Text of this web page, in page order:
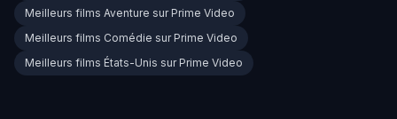
Meilleurs films Aventure sur Prime Video
Meilleurs films Comédie sur Prime Video
Meilleurs films États-Unis sur Prime Video